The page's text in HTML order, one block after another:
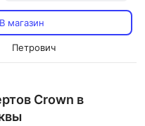
В магазин
Петрович
Crown в